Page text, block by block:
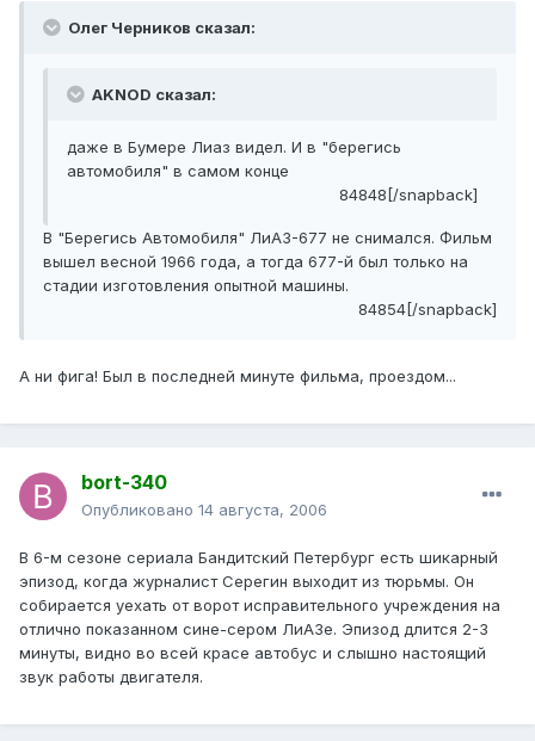
Олег Черников сказал:
AKNOD сказал:
даже в Бумере Лиаз видел. И в "берегись
автомобиля" в самом конце
84848[/snapback]
В "Берегись Автомобиля" ЛиАЗ-677 не снимался. Фильм
вышел весной 1966 года, а тогда 677-й был только на
стадии изготовления опытной машины.
84854[/snapback]
А ни фига! Был в последней минуте фильма, проездом...
bort-340
Опубликовано 14 августа, 2006
В 6-м сезоне сериала Бандитский Петербург есть шикарный
эпизод, когда журналист Серегин выходит из тюрьмы. Он
собирается уехать от ворот исправительного учреждения на
отлично показанном сине-сером ЛиАЗе. Эпизод длится 2-3
минуты, видно во всей красе автобус и слышно настоящий
звук работы двигателя.